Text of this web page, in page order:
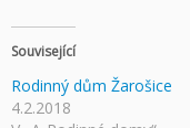
Související
Rodinný dům Žarošice
4.2.2018